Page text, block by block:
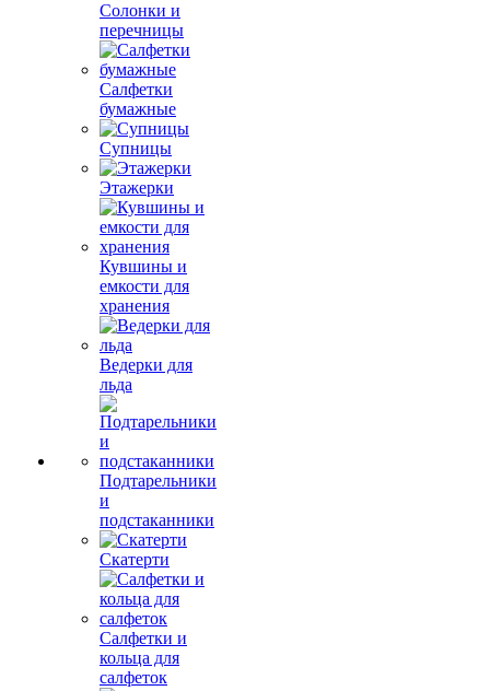
Солонки и
перечницы
Салфетки
бумажные
Супницы
Этажерки
Кувшины и
емкости для
хранения
Ведерки для
льда
Подтарельники
и
подстаканники
Скатерти
Салфетки и
кольца для
салфеток